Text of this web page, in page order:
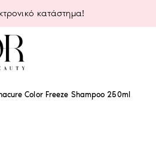
κατάστημα!
Color Freeze Shampoo 250ml